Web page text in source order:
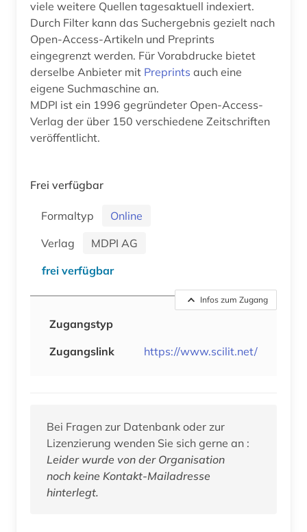
viele weitere Quellen tagesaktuell indexiert.
Durch Filter kann das Suchergebnis gezielt nach
Open-Access-Artikeln und Preprints
eingegrenzt werden. Für Vorabdrucke bietet
derselbe Anbieter mit Preprints auch eine
eigene Suchmaschine an.
MDPI ist ein 1996 gegründeter Open-Access-
Verlag der über 150 verschiedene Zeitschriften
veröffentlicht.
Frei verfügbar
Formaltyp
Online
Verlag
MDPI AG
frei verfügbar
Infos zum Zugang
Zugangstyp
Zugangslink
https://www.scilit.net/
Bei Fragen zur Datenbank oder zur
Lizenzierung wenden Sie sich gerne an :
Leider wurde von der Organisation
noch keine Kontakt-Mailadresse
hinterlegt.